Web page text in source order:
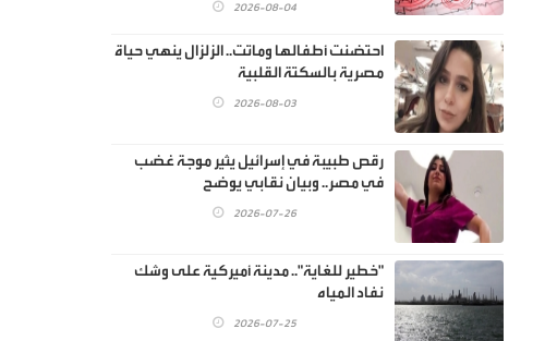
2026-08-04
احتضنت أطفالها وماتت.. الزلزال ينهي حياة
مصرية بالسكتة القلبية
2026-08-03
رقص طبيبة في إسرائيل يثير موجة غضب
في مصر.. وبيان نقابي يوضح
2026-07-26
"خطير للغاية".. مدينة أميركية على وشك
نفاد المياه
2026-07-25